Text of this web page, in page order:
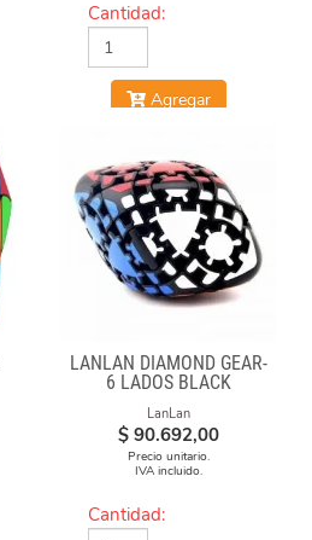
Cantidad:
Agregar
LANLAN DIAMOND GEAR-
6 LADOS BLACK
LanLan
$ 90.692,00
Precio unitario.
IVA incluido.
Cantidad: